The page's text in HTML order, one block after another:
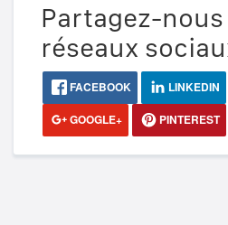
Partagez-
réseaux
FACEBOOK LINKEDIN
GOOGLE+
PINTEREST